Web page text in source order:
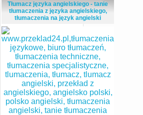
Tłumacz języka angielskiego - tanie
tłumaczenia z języka angielskiego,
tłumaczenia na język angielski